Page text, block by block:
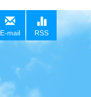
E-mail RSS